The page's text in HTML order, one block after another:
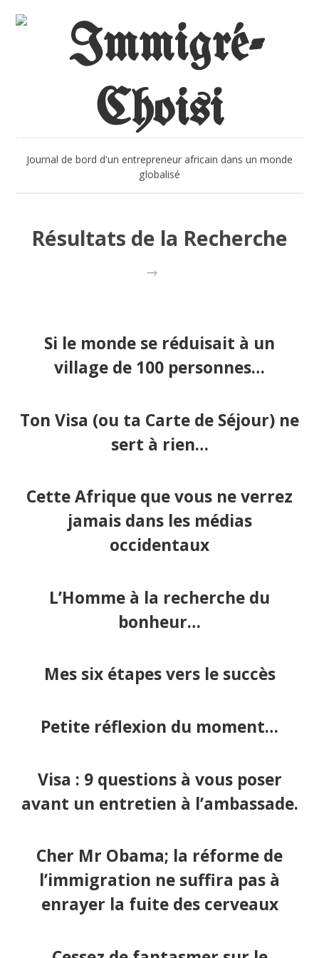
Journal de bord d'un entrepreneur africain dans un monde
globalisé
Résultats de la Recherche
→
Si le monde se réduisait à un
village de 100 personnes…
Ton Visa (ou ta Carte de Séjour) ne
sert à rien…
Cette Afrique que vous ne verrez
jamais dans les médias
occidentaux
L’Homme à la recherche du
bonheur…
Mes six étapes vers le succès
Petite réflexion du moment…
Visa : 9 questions à vous poser
avant un entretien à l’ambassade.
Cher Mr Obama; la réforme de
l’immigration ne suffira pas à
enrayer la fuite des cerveaux